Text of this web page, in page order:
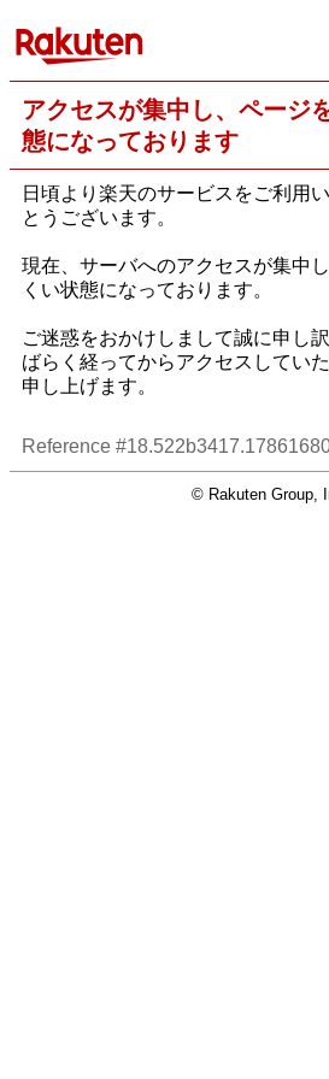
アクセスが集中し、ページ
態になっております
日頃より楽天のサービスをご利用
とうございます。
現在、サーバへのアクセスが集中
くい状態になっております。
ご迷惑をおかけしまして誠に申し
ばらく経ってからアクセスしてい
申し上げます。
Reference
© Rakuten Group,